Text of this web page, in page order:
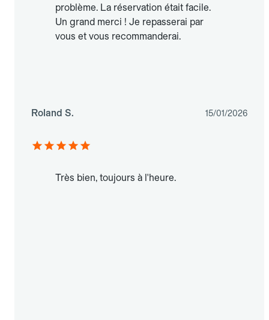
problème. La réservation était facile.
Un grand merci ! Je repasserai par
vous et vous recommanderai.
Roland S. 15/01/2026
Très bien, toujours à l'heure.